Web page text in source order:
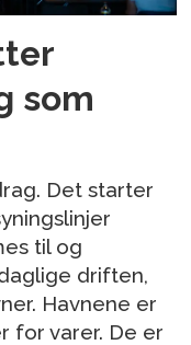
som
Det starter
til og
driften,
Havnene er
for varer. De er